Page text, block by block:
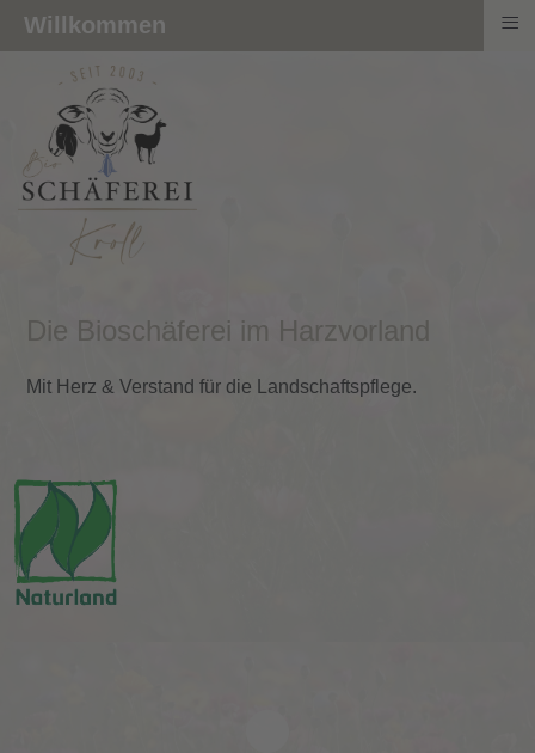
Die Bioschäferei im Harzvorland
Mit Herz & Verstand für die Landschaftspflege.
Willkommen ≡